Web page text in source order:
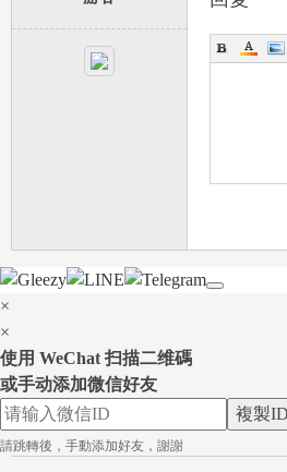
：
×
×
使用 WeChat 扫描二维碼
或手动添加微信好友
複製
請跳轉後，手動添加好友，謝謝